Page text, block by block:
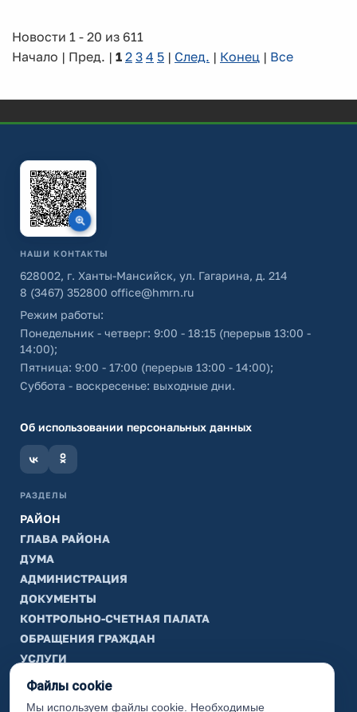
Новости 1 - 20 из 611
Начало | Пред. | 1 2 3 4 5 | След. | Конец | Все
НАШИ КОНТАКТЫ
628002, г. Ханты-Мансийск, ул. Гагарина, д. 214
8 (3467) 352800 office@hmrn.ru
Режим работы:
Понедельник - четверг: 9:00 - 18:15 (перерыв 13:00 -
14:00);
Пятница: 9:00 - 17:00 (перерыв 13:00 - 14:00);
Суббота - воскресенье: выходные дни.
Об использовании персональных данных
РАЗДЕЛЫ
РАЙОН
ГЛАВА РАЙОНА
ДУМА
АДМИНИСТРАЦИЯ
ДОКУМЕНТЫ
КОНТРОЛЬНО-СЧЕТНАЯ ПАЛАТА
ОБРАЩЕНИЯ ГРАЖДАН
УСЛУГИ
ТИК
ИНФОРМАЦИЯ
Файлы cookie
Мы используем файлы cookie. Необходимые